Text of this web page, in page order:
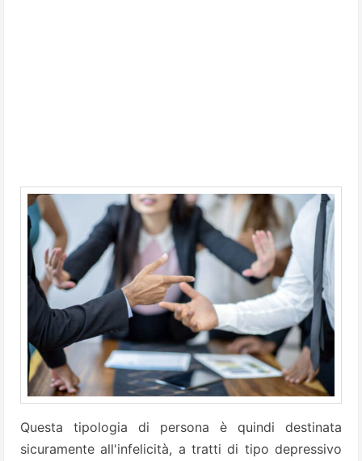
Questa tipologia di persona è quindi destinata
sicuramente all'infelicità, a tratti di tipo depressivo